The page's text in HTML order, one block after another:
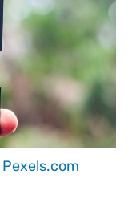
Pexels.com